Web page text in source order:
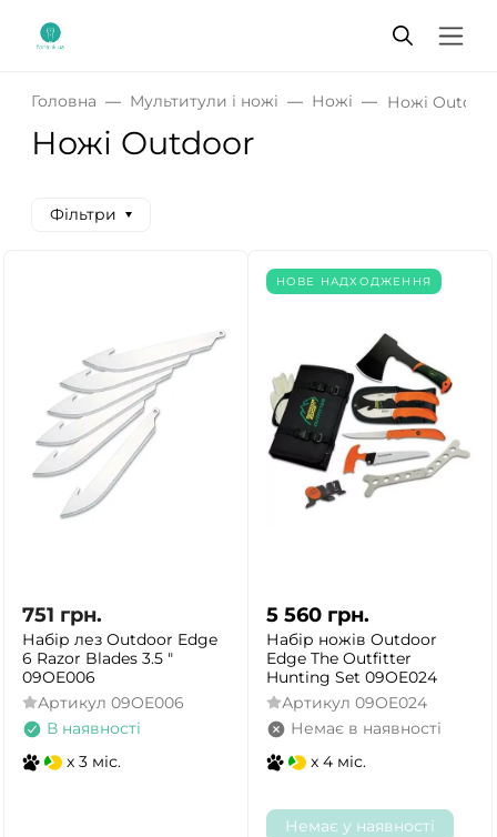
Головна Мультитули і ножі Ножі Ножі
Ножі Outdoor
Фільтри
751 грн.
Набір лез Outdoor Edge
6 Razor Blades 3.5 "
09OE006
Артикул 09OE006
В наявності
x 3 міс.
НОВЕ НАДХОДЖЕННЯ
5 560 грн.
Набір ножів Outdoor
Edge The Outfitter
Hunting Set 09OE024
Артикул 09OE024
Немає в наявності
x 4 міс.
Немає у наявності